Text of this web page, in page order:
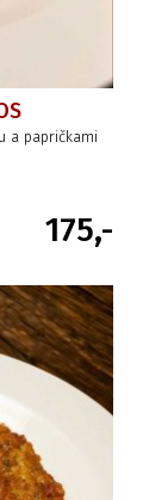
a papričkami
175,-